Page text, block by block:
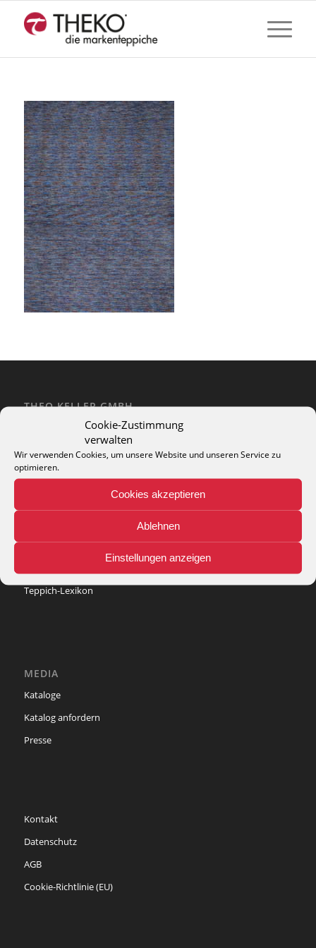
Cookie-Zustimmung
verwalten
Wir verwenden Cookies, um unsere Website und unseren Service zu
optimieren.
Cookies akzeptieren
Ablehnen
Einstellungen anzeigen
THEO KELLER GMBH
Lohackerstr. 30
44867 Bochum
phone: + 49 (2327) 3083 - 20
e-mail:info@theko-collection.com
INFO
Teppich-Lexikon
MEDIA
Kataloge
Katalog anfordern
Presse
Kontakt
Datenschutz
AGB
Cookie-Richtlinie (EU)